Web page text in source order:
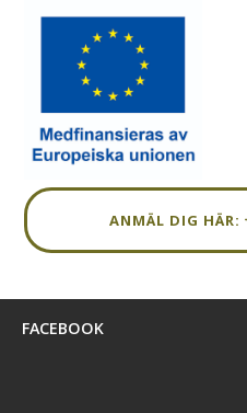
ANMÄL DIG HÄR:
FACEBOOK